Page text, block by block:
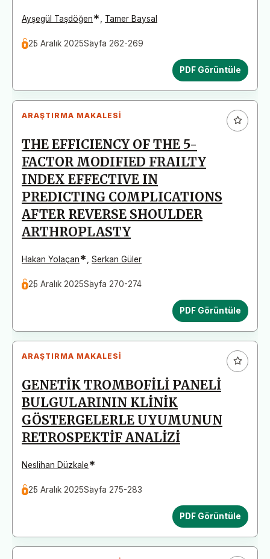
Ayşegül Taşdöğen* Tamer Baysal
25 Aralık 2025Sayfa 262-269
PDF Görüntüle
ARAŞTIRMA MAKALESI
THE EFFICIENCY OF THE 5-
FACTOR MODIFIED FRAILTY
INDEX EFFECTIVE IN
PREDICTING COMPLICATIONS
AFTER REVERSE SHOULDER
ARTHROPLASTY
Hakan Yolaçan* Serkan Güler
25 Aralık 2025Sayfa 270-274
PDF Görüntüle
ARAŞTIRMA MAKALESI
GENETİK TROMBOFİLİ PANELİ
BULGULARININ KLİNİK
GÖSTERGELERLE UYUMUNUN
RETROSPEKTİF ANALİZİ
Neslihan Düzkale*
25 Aralık 2025Sayfa 275-283
PDF Görüntüle